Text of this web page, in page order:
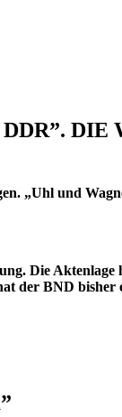
DIE
„Uhl und
Die
BND